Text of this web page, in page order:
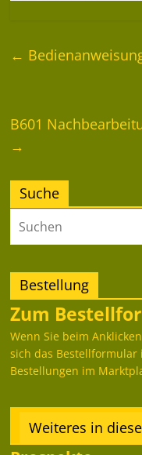
←
B601
→
Suche
Bestellung
Zum
Wenn Sie beim
sich das
Bestellungen im
Weiteres in